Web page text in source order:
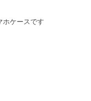
ホケースです